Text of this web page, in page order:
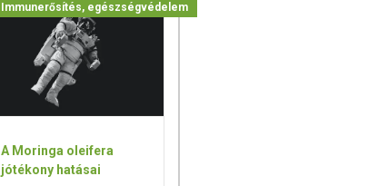
Immunerősítés, egészségvédelem
A Moringa oleifera
jótékony hatásai